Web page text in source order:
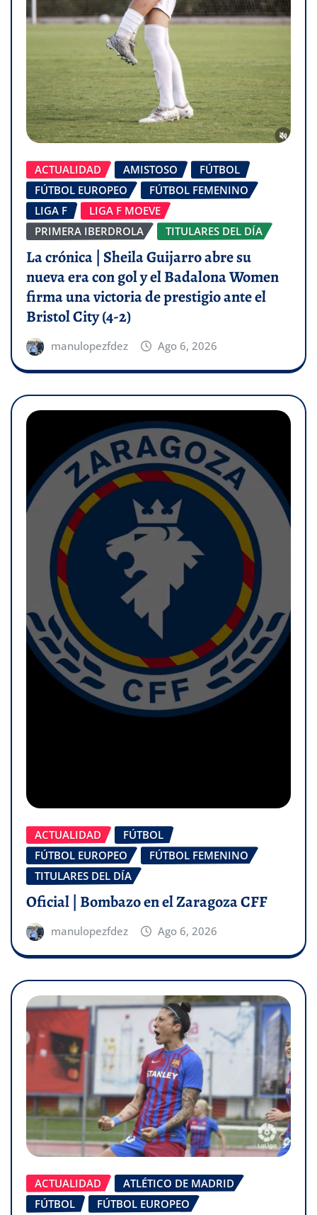
ACTUALIDAD AMISTOSO
FÚTBOL
FÚTBOL EUROPEO
FÚTBOL FEMENINO
LIGA F
LIGA F MOEVE
PRIMERA IBERDROLA
TITULARES DEL DÍA
La crónica | Sheila Guijarro abre su
nueva era con gol y el Badalona Women
firma una victoria de prestigio ante el
Bristol City (4-2)
manulopezfdez Ago 6, 2026
ACTUALIDAD
FÚTBOL
FÚTBOL EUROPEO
FÚTBOL FEMENINO
TITULARES DEL DÍA
Oficial | Bombazo en el Zaragoza CFF
manulopezfdez Ago 6, 2026
ACTUALIDAD
ATLÉTICO DE MADRID
FÚTBOL
FÚTBOL EUROPEO